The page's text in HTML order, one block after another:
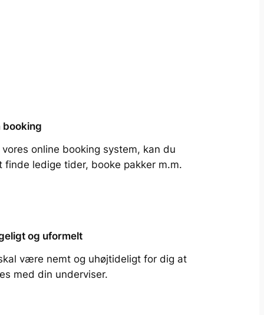
booking
online booking system, kan du
finde ledige tider, booke pakker m.m.
og uformelt
være nemt og uhøjtideligt for dig at
med din underviser.